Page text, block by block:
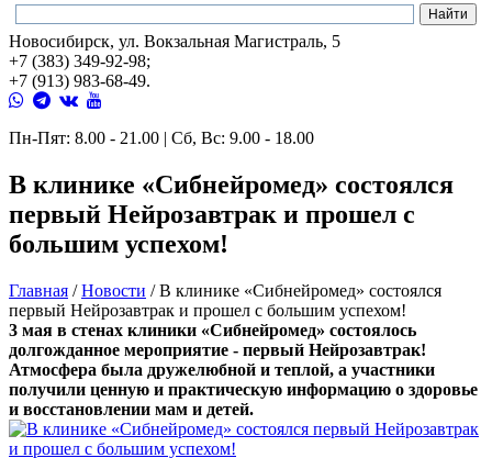
Новосибирск, ул. Вокзальная Магистраль, 5
+7 (383) 349-92-98;
+7 (913) 983-68-49.
Пн-Пят: 8.00 - 21.00 | Сб, Вс: 9.00 - 18.00
В клинике «Сибнейромед» состоялся
первый Нейрозавтрак и прошел с
большим успехом!
Главная /Новости /В клинике «Сибнейромед» состоялся
первый Нейрозавтрак и прошел с большим успехом!
3 мая в стенах клиники «Сибнейромед» состоялось
долгожданное мероприятие - первый Нейрозавтрак!
Атмосфера была дружелюбной и теплой, а участники
получили ценную и практическую информацию о здоровье
и восстановлении мам и детей.